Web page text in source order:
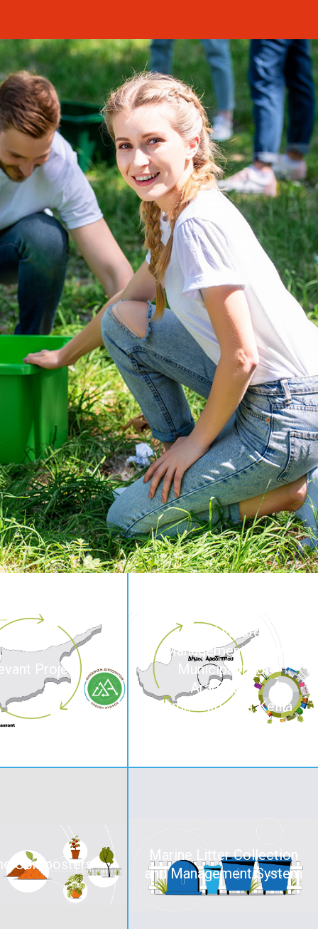
Projects
Solid Waste
Management in the
Municipality of
Aradippou,
Communities of Kellia
Composters
Marine Litter Collection
and Management System